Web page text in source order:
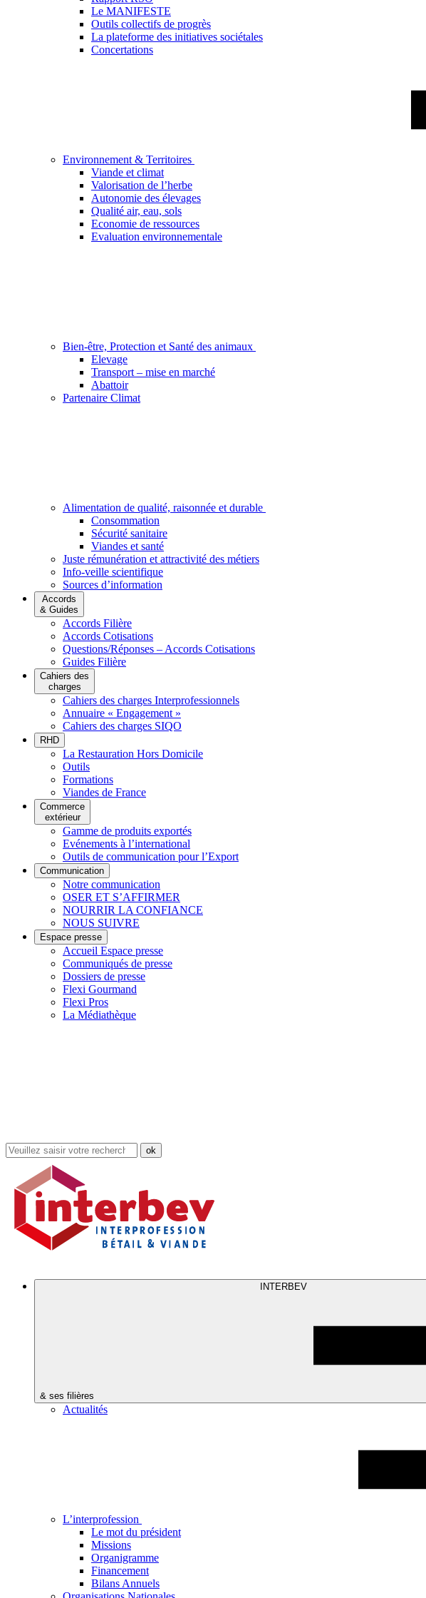
Le MANIFESTE
Outils collectifs de progrès
La plateforme des initiatives sociétales
Concertations
Environnement & Territoires
Viande et climat
Valorisation de l’herbe
Autonomie des élevages
Qualité air, eau, sols
Economie de ressources
Evaluation environnementale
Bien-être, Protection et Santé des animaux
Elevage
Transport – mise en marché
Abattoir
Partenaire Climat
Alimentation de qualité, raisonnée et durable
Consommation
Sécurité sanitaire
Viandes et santé
Juste rémunération et attractivité des métiers
Info-veille scientifique
Sources d’information
Accords
& Guides
Accords Filière
Accords Cotisations
Questions/Réponses – Accords Cotisations
Guides Filière
Cahiers des
charges
Cahiers des charges Interprofessionnels
Annuaire « Engagement »
Cahiers des charges SIQO
RHD
La Restauration Hors Domicile
Outils
Formations
Viandes de France
Commerce
extérieur
Gamme de produits exportés
Evénements à l’international
Outils de communication pour l’Export
Communication
Notre communication
OSER ET S’AFFIRMER
NOURRIR LA CONFIANCE
NOUS SUIVRE
Espace presse
Accueil Espace presse
Communiqués de presse
Dossiers de presse
Flexi Gourmand
Flexi Pros
La Médiathèque
Rechercher
dans
site
INTERBEV
& ses filières
Actualités
L’interprofession
Le mot du président
Missions
Organigramme
Financement
Bilans Annuels